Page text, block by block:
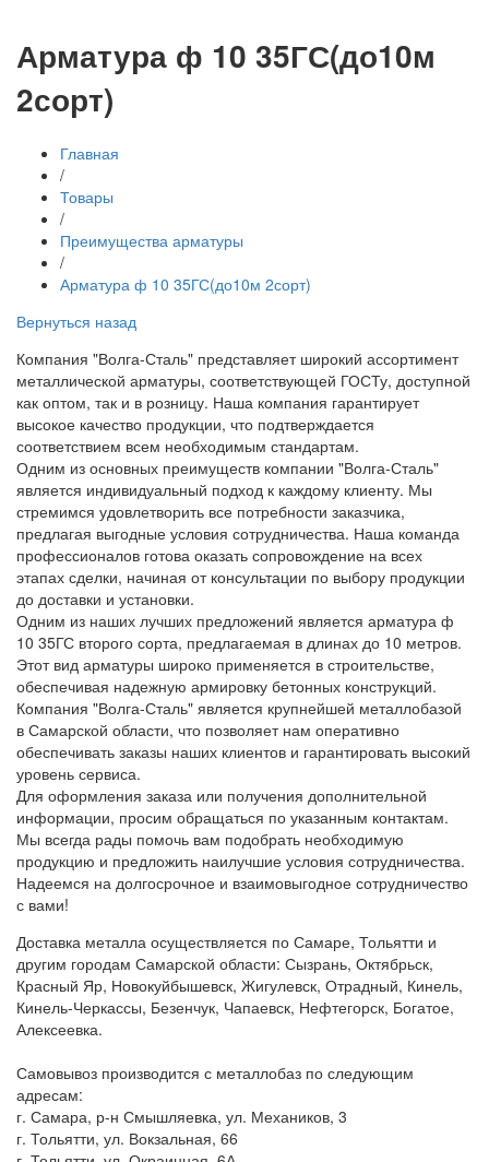
Арматура ф 10 35ГС(до10м
2сорт)
Главная
/
Товары
/
Преимущества арматуры
/
Арматура ф 10 35ГС(до10м 2сорт)
Вернуться назад
Компания "Волга-Сталь" представляет широкий ассортимент
металлической арматуры, соответствующей ГОСТу, доступной
как оптом, так и в розницу. Наша компания гарантирует
высокое качество продукции, что подтверждается
соответствием всем необходимым стандартам.
Одним из основных преимуществ компании "Волга-Сталь"
является индивидуальный подход к каждому клиенту. Мы
стремимся удовлетворить все потребности заказчика,
предлагая выгодные условия сотрудничества. Наша команда
профессионалов готова оказать сопровождение на всех
этапах сделки, начиная от консультации по выбору продукции
до доставки и установки.
Одним из наших лучших предложений является арматура ф
10 35ГС второго сорта, предлагаемая в длинах до 10 метров.
Этот вид арматуры широко применяется в строительстве,
обеспечивая надежную армировку бетонных конструкций.
Компания "Волга-Сталь" является крупнейшей металлобазой
в Самарской области, что позволяет нам оперативно
обеспечивать заказы наших клиентов и гарантировать высокий
уровень сервиса.
Для оформления заказа или получения дополнительной
информации, просим обращаться по указанным контактам.
Мы всегда рады помочь вам подобрать необходимую
продукцию и предложить наилучшие условия сотрудничества.
Надеемся на долгосрочное и взаимовыгодное сотрудничество
с вами!
Доставка металла осуществляется по Самаре, Тольятти и
другим городам Самарской области: Сызрань, Октябрьск,
Красный Яр, Новокуйбышевск, Жигулевск, Отрадный, Кинель,
Кинель-Черкассы, Безенчук, Чапаевск, Нефтегорск, Богатое,
Алексеевка.
Самовывоз производится с металлобаз по следующим
адресам:
г. Самара, р-н Смышляевка, ул. Механиков, 3
г. Тольятти, ул. Вокзальная, 66